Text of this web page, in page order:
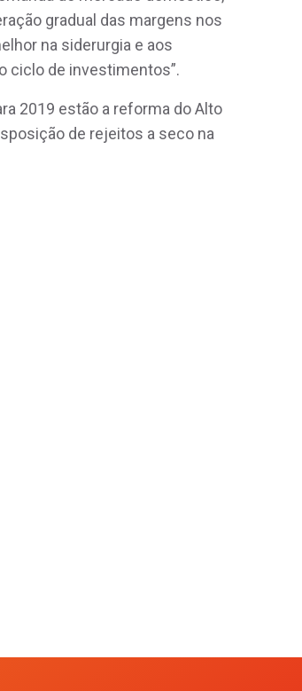
gradual das margens nos
na siderurgia e aos
ciclo de investimentos”.
2019 estão a reforma do Alto
de rejeitos a seco na